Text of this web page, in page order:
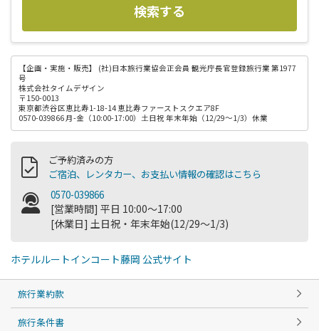
検索する
【企画・実施・販売】
(社)日本旅行業協会正会員 観光庁長官登録旅行業 第1977
号
株式会社タイムデザイン
〒150-0013
東京都渋谷区恵比寿1-18-14 恵比寿ファーストスクエア8F
0570-039866 月-金（10:00-17:00）土日祝 年末年始（12/29～1/3）休業
ご予約済みの方
ご宿泊、レンタカー、お支払い情報の確認はこちら
0570-039866
[営業時間] 平日 10:00～17:00
[休業日] 土日祝・年末年始(12/29～1/3)
ホテルルートインコート藤岡 公式サイト
旅行業約款
旅行条件書